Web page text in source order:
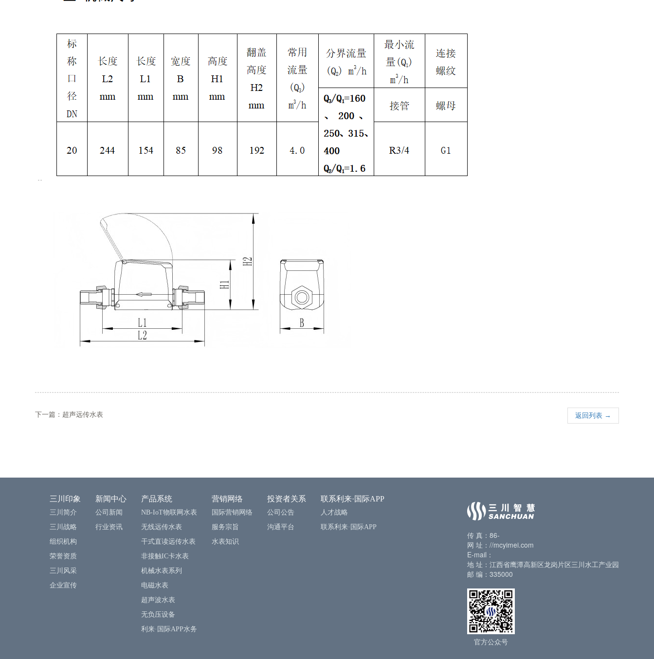
下一篇：超声远传水表 返回列表 →
三川印象
三川简介
三川战略
组织机构
荣誉资质
三川风采
企业宣传
新闻中心
公司新闻
行业资讯
产品系统
NB-IoT物联网水表
无线远传水表
干式直读远传水表
非接触IC卡水表
机械水表系列
电磁水表
超声波水表
无负压设备
利来·国际APP水务
营销网络
国际营销网络
服务宗旨
水表知识
投资者关系
公司公告
沟通平台
联系利来·国际APP
人才战略
联系利来·国际APP
传 真：86-
网 址：//mcyimei.com
E-mail：
地 址：江西省鹰潭高新区龙岗片区三川水工产业园
邮 编：335000
官方公众号